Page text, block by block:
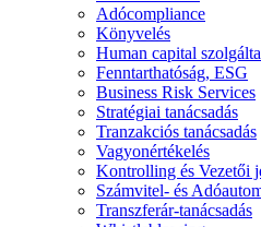
Adócompliance
Könyvelés
Human capital
Fenntarthatóság, ESG
Business Risk Services
Stratégiai tanácsadás
Tranzakciós tanácsadás
Vagyonértékelés
Kontrolling és Vezetői
Számvitel- és
Transzferár-tanácsadás